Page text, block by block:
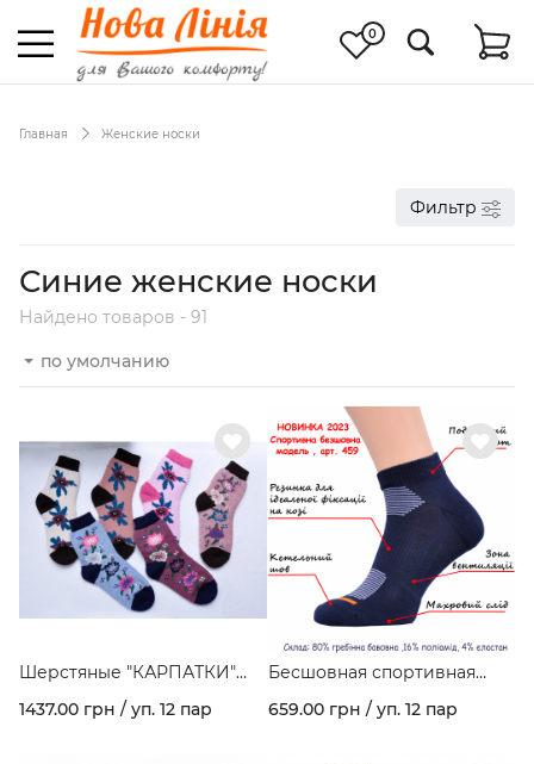
0
Главная Женские носки
Фильтр
Синие женские носки
Найдено товаров - 91
по умолчанию
Шерстяные "КАРПАТКИ"
серия цветы Арт.160
1437.00 грн / уп. 12 пар
Бесшовная спортивная
модель из гребеночного
хлопка и махрового следа
659.00 грн / уп. 12 пар